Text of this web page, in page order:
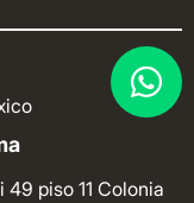
49 piso 11 Colonia